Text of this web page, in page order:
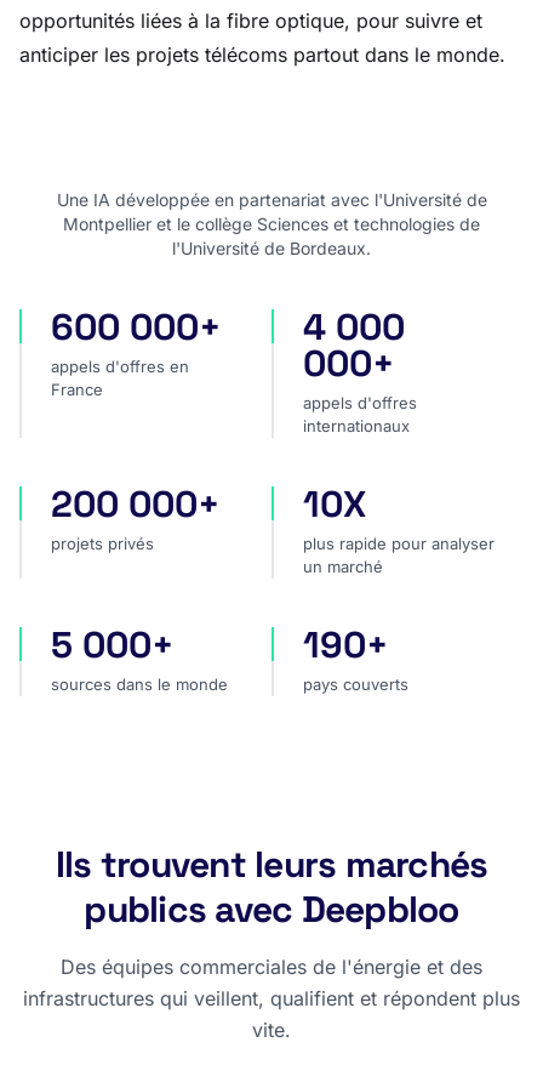
opportunités liées à la fibre optique, pour suivre et
anticiper les projets télécoms partout dans le monde.
Une IA développée en partenariat avec l'Université de
Montpellier et le collège Sciences et technologies de
l'Université de Bordeaux.
appels d'offres en France
600 000+
appels d'offres en
France
appels d'offres
4 000
000+
appels d'offres
internationaux
projets privés
200 000+
projets privés
plus rapide pour analyser
10X
plus rapide pour analyser
un marché
sources dans le monde
5 000+
sources dans le monde
pays couverts
190+
pays couverts
Ils trouvent leurs marchés
publics avec Deepbloo
Des équipes commerciales de l'énergie et des
infrastructures qui veillent, qualifient et répondent plus
vite.